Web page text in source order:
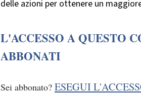
delle azioni per ottenere un
L'ACCESSO A QUESTO
ABBONATI
Sei abbonato? ESEGUI